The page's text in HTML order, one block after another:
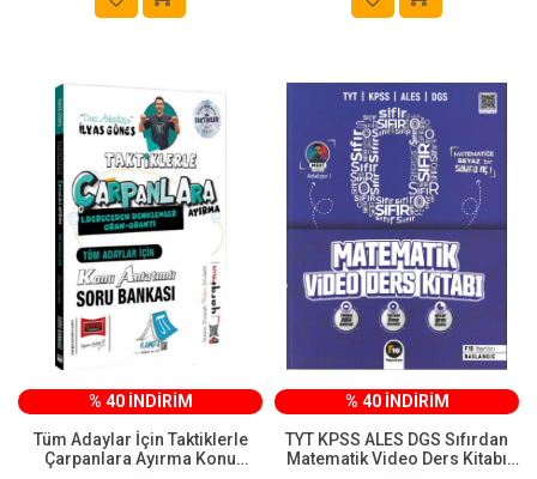
% 40 İNDİRİM
Tüm Adaylar İçin Taktiklerle
Çarpanlara Ayırma Konu
% 40 İNDİRİM
TYT KPSS ALES DGS Sıfırdan
Matematik Video Ders Kitabı